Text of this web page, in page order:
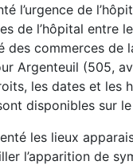
l’urgence de
de l’hôpital entre
des commerces de
Argenteuil (505,
les dates et les
disponibles sur
les lieux
l’apparition de